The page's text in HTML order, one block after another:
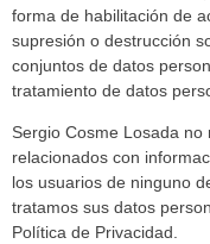
forma de habilitación de
supresión o destrucción
conjuntos de datos
tratamiento de datos
Sergio Cosme Losada
relacionados con
los usuarios de ninguno
tratamos sus datos
Política de Privacidad.